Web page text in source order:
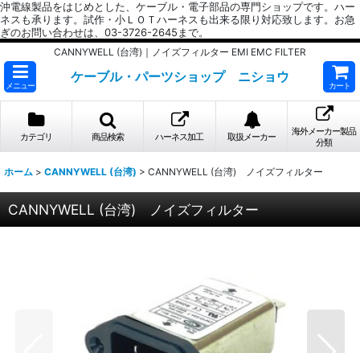
沖電線製品をはじめとした、ケーブル・電子部品の専門ショップです。ハー
ネスも承ります。試作・小ＬＯＴハーネスも出来る限り対応致します。お急
ぎのお問い合わせは、03-3726-2645まで。
CANNYWELL (台湾)｜ノイズフィルター EMI EMC FILTER
メニュー
ケーブル・パーツショップ ニショウ
カート
カテゴリ 商品検索 ハーネス加工 取扱メーカー
海外メーカー製品
分類
ホーム > CANNYWELL (台湾) > CANNYWELL (台湾) ノイズフィルター
CANNYWELL (台湾) ノイズフィルター